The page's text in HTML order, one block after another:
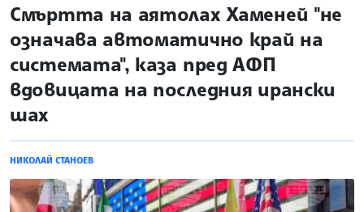
site.bta
Смъртта на аятолах Хаменей "не
означава автоматично край на
системата", каза пред АФП
вдовицата на последния ирански
шах
НИКОЛАЙ СТАНОЕВ